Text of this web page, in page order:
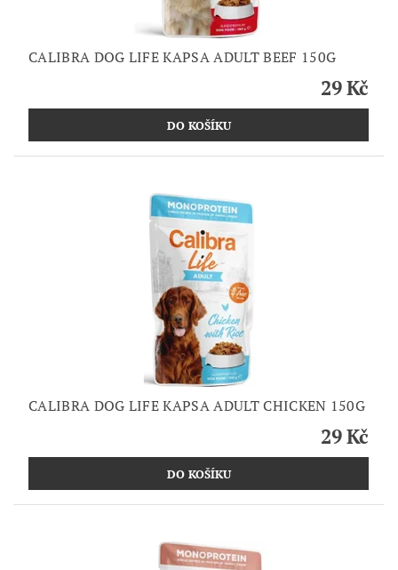
CALIBRA DOG LIFE KAPSA ADULT BEEF 150G
29 Kč
CALIBRA DOG LIFE KAPSA ADULT CHICKEN 150G
29 Kč